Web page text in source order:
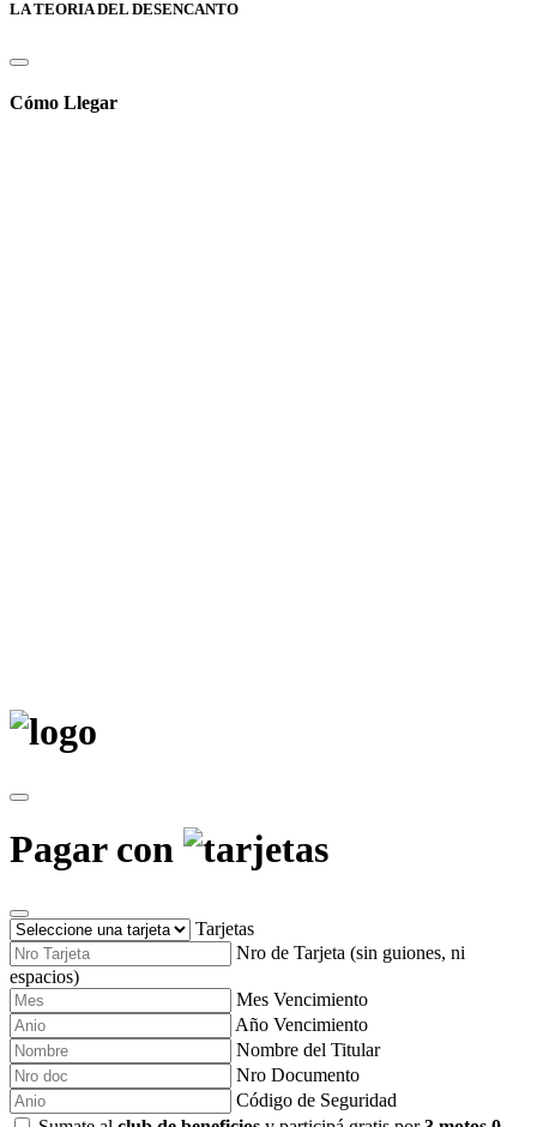
LA TEORIA DEL DESENCANTO
Cómo Llegar
Pagar con
Tarjetas
Nro de Tarjeta (sin guiones, ni
espacios)
Mes Vencimiento
Año Vencimiento
Nombre del Titular
Nro Documento
Código de Seguridad